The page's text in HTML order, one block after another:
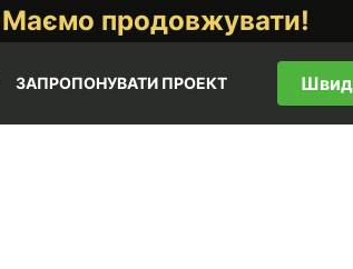
Маємо продовжувати!
ЗАПРОПОНУВАТИ ПРОЕКТ